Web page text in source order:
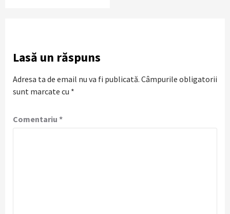
Lasă un răspuns
Adresa ta de email nu va fi publicată. Câmpurile obligatorii
sunt marcate cu *
Comentariu *